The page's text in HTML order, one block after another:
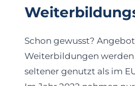
Schon gewusst?
Weiterbildungen
seltener genutzt als im